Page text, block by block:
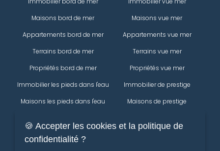
Maisons bord de mer
Appartements bord de mer
Terrains bord de mer
Propriétés bord de mer
Maisons vue mer
Appartements vue mer
Terrains vue mer
Propriétés vue mer
Immobilier les pieds dans l'eau
Maisons les pieds dans l'eau
l'eau
Immobilier de prestige
Maisons de prestige
🍪 Accepter les cookies et la politique de
confidentialité ?